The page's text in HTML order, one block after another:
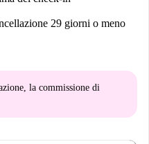
su Spotahome,
a foto a 360 ° e HD.
29 giorni o meno
la commissione di